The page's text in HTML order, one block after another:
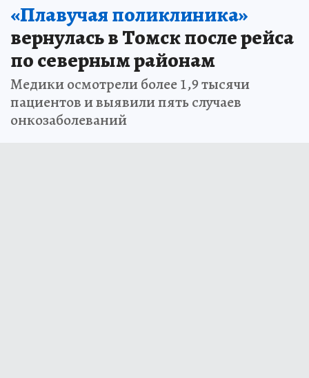
«Плавучая поликлиника»
вернулась в Томск после рейса
по северным районам
Медики осмотрели более 1,9 тысячи
пациентов и выявили пять случаев
онкозаболеваний